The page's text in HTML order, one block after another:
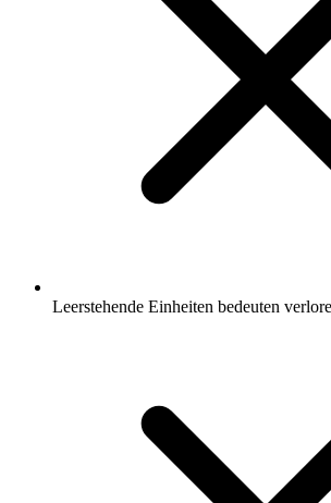
Leerstehende Einheiten bedeuten